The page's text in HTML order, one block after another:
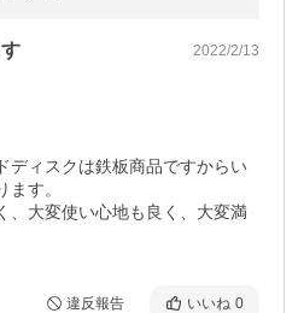
2022/2/13
ディスクは鉄板商品ですからい
す。
、大変使い心地も良く、大変満
違反報告 いいね 0